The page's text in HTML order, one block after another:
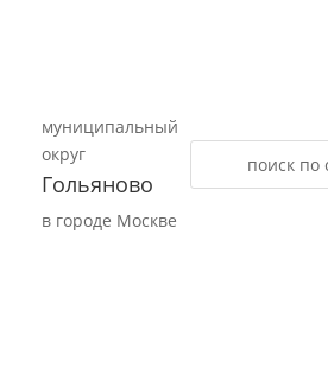
муниципальный
округ
Гольяново
в городе Москве